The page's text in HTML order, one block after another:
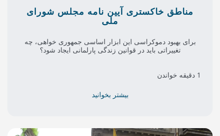
آیین نامه مجلس شورای
این ابزار اساسی جمهوری خواهی، چه
قوانین زندگی پارلمانی ایجاد شود؟